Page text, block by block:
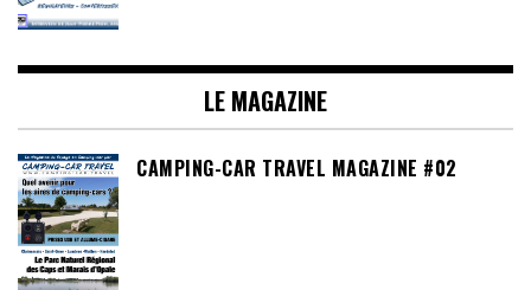
LE MAGAZINE
CAMPING-CAR TRAVEL MAGAZINE #02